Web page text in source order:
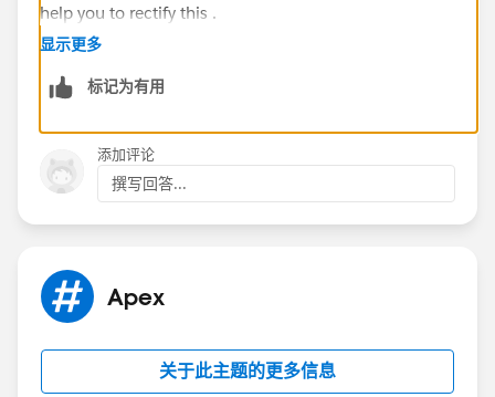
help you to rectify this .
显示更多
标记为有用
添加评论
撰写回答...
Apex
关于此主题的更多信息